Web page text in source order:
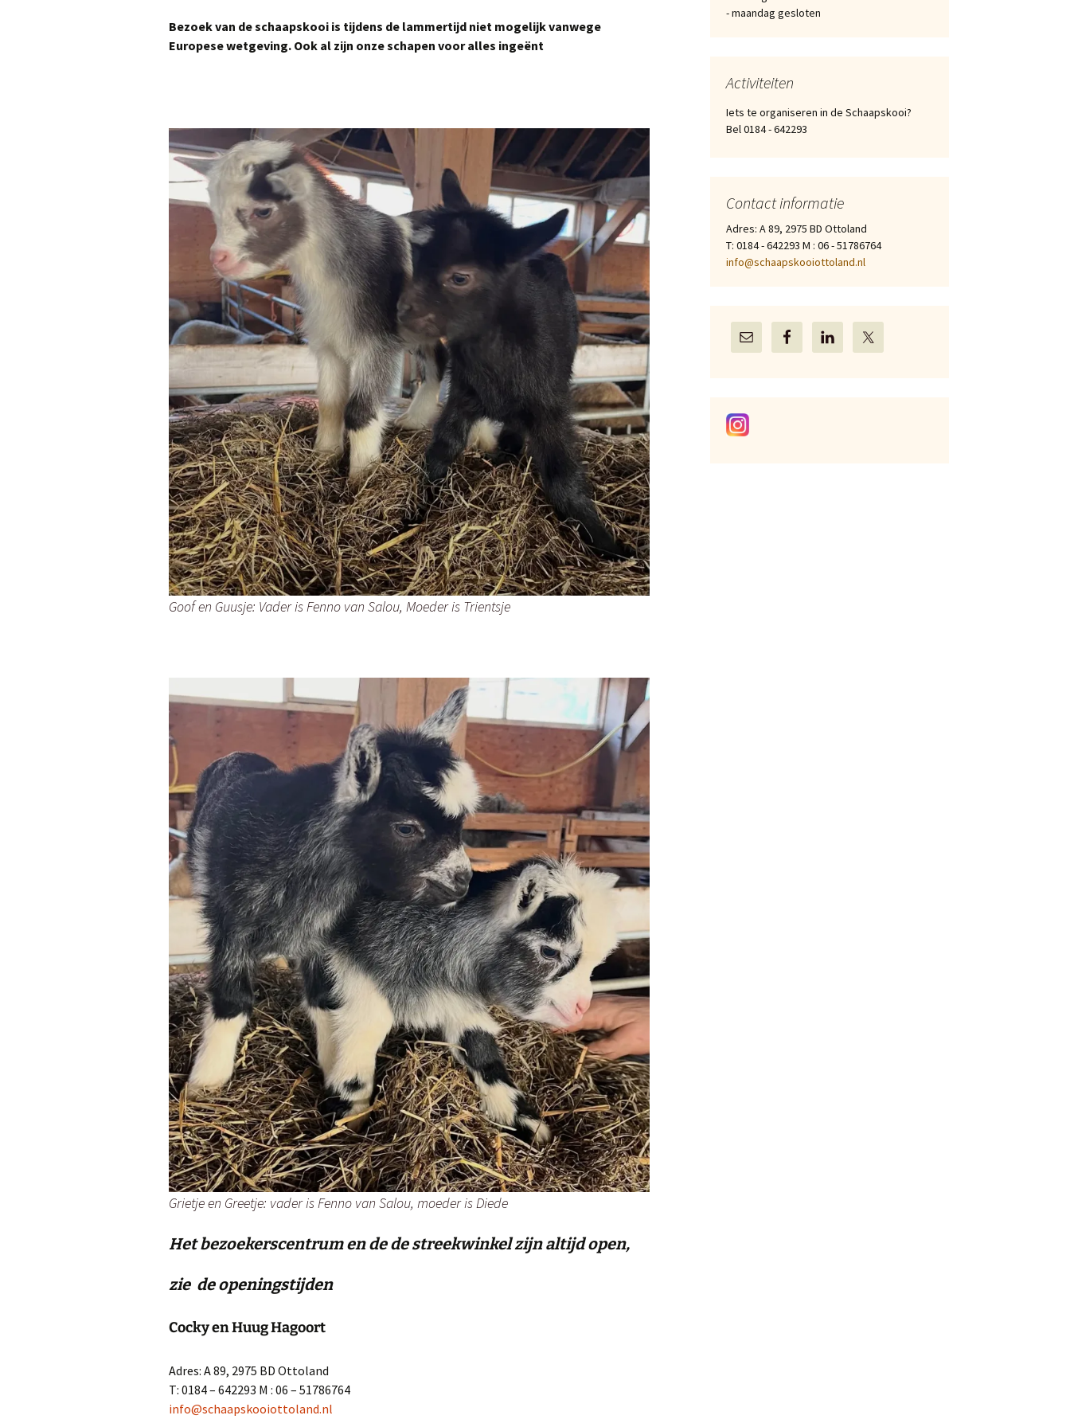
Het gebouw Schapenknuffels en
Pantoffels
Diverse soorten dranken
Bezoek van de schaapskooi is tijdens de lammertijd niet mogelijk vanwege
Europese wetgeving. Ook al zijn onze schapen voor alles ingeënt
Goof en Guusje: Vader is Fenno van Salou, Moeder is Trientsje
Grietje en Greetje: vader is Fenno van Salou, moeder is Diede
Het bezoekerscentrum en de de streekwinkel zijn altijd open,
zie deopeningstijden
Cocky en Huug Hagoort
Adres: A 89, 2975 BD Ottoland
T: 0184 – 642293 M : 06 – 51786764
info@schaapskooiottoland.nl
- maandag gesloten
Activiteiten
Iets te organiseren in de Schaapskooi?
Bel 0184 - 642293
Contact informatie
Adres: A 89, 2975 BD Ottoland
T: 0184 - 642293 M : 06 - 51786764
info@schaapskooiottoland.nl